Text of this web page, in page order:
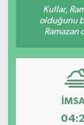
Kullar,
olduğunu
Ramazan
Resmi